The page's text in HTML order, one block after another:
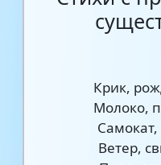
Крик,
Молоко,
Ветер,